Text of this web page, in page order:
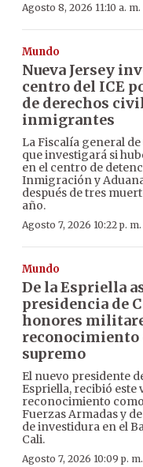
Agosto 8, 2026 11:10 a. m.
Mundo
Nueva Jersey
centro del ICE
de derechos
inmigrantes
La Fiscalía general
que investigará si
en el centro de
Inmigración y
después de tres
año.
Agosto 7, 2026 10:22 p. m.
Mundo
De la Espriella
presidencia de
honores
reconocimiento
supremo
El nuevo presidente
Espriella, recibió
reconocimiento
Fuerzas Armadas y
de investidura en el
Cali.
Agosto 7, 2026 10:09 p. m.